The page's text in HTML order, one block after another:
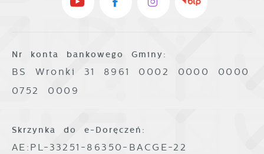
Nr konta bankowego Gminy:
BS Wronki 31 8961 0002 0000 0000
0752 0009
Skrzynka do e-Doręczeń:
AE:PL-33251-86350-BACGE-22